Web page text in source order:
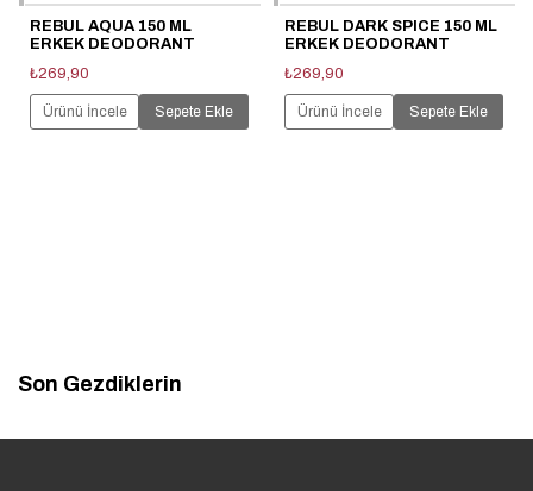
REBUL AQUA 150 ML
ERKEK DEODORANT
₺269,90
Ürünü İncele Sepete Ekle
REBUL DARK SPICE 150 ML
ERKEK DEODORANT
₺269,90
Ürünü İncele Sepete Ekle
Son Gezdiklerin